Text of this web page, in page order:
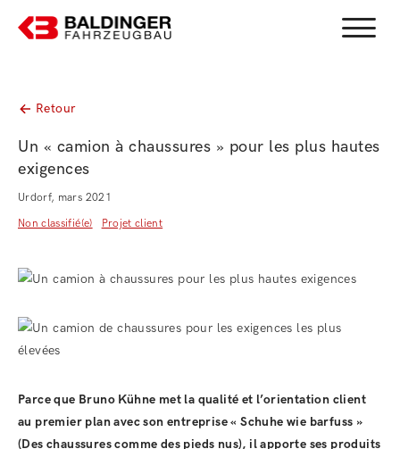
Menu
Retour
Un « camion à chaussures » pour les plus hautes
exigences
Urdorf, mars 2021
Non classifié(e)
Projet client
Parce que Bruno Kühne met la qualité et l’orientation client
au premier plan avec son entreprise « Schuhe wie barfuss »
(Des chaussures comme des pieds nus), il apporte ses produits